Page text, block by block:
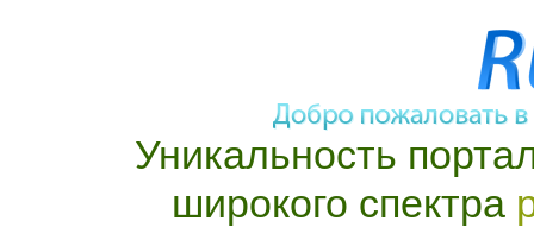
Уникальность
широкого спектра